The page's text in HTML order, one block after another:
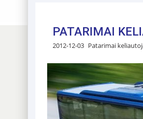
PATARIMAI
2012-12-03 Patarimai